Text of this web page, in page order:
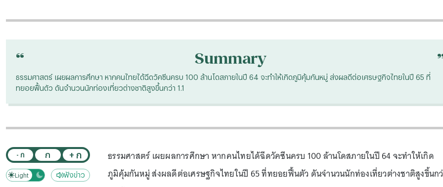
“ Summary
ธรรมศาสตร์ เผยผลการศึกษา หากคนไทยได้ฉีดวัคซีนครบ 100 ล้านโดสภายในปี 64 จะทำให้เกิดภูมิคุ้มกันหมู่ ส่งผลดีต่อเศรษฐกิจไทยในปี 65 ที่
ทยอยฟื้นตัว ดันจำนวนนักท่องเที่ยวต่างชาติสูงขึ้นกว่า 1.1
- ก ก + ก
Dark
Light ฟังข่าว
ธรรมศาสตร์ เผยผลการศึกษา หากคนไทยได้ฉีดวัคซีนครบ 100 ล้านโดสภายในปี 64 จะทำให้เกิด
ภูมิคุ้มกันหมู่ ส่งผลดีต่อเศรษฐกิจไทยในปี 65 ที่ทยอยฟื้นตัว ดันจำนวนนักท่องเที่ยวต่างชาติสูงขึ้นก